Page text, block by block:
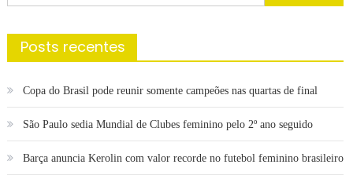
Posts recentes
Copa do Brasil pode reunir somente campeões nas quartas de final
São Paulo sedia Mundial de Clubes feminino pelo 2º ano seguido
Barça anuncia Kerolin com valor recorde no futebol feminino brasileiro